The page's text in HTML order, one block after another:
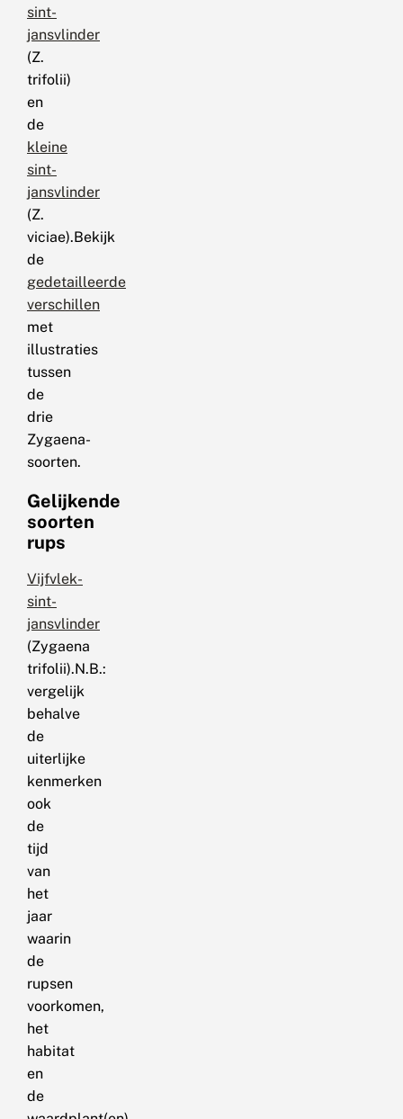
sint-
jansvlinder
(Z.
trifolii)
en
de
kleine
sint-
jansvlinder
(Z.
viciae).Bekijk
de
gedetailleerde
verschillen
met
illustraties
tussen
de
drie
Zygaena-
soorten.
Gelijkende
soorten
rups
Vijfvlek-
sint-
jansvlinder
(Zygaena
trifolii).N.B.:
vergelijk
behalve
de
uiterlijke
kenmerken
ook
de
tijd
van
het
jaar
waarin
de
rupsen
voorkomen,
het
habitat
en
de